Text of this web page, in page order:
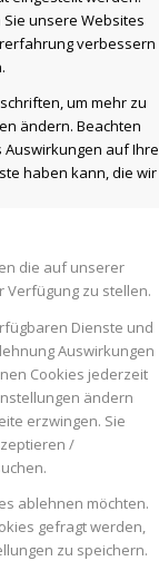
unsere Websites
verbessern
um mehr zu
ändern. Beachten
Auswirkungen auf Ihre
haben kann, die wir
die auf unserer
zu stellen.
Dienste und
Auswirkungen
Cookies jederzeit
ändern
erzwingen. Sie
/
ablehnen möchten.
gefragt werden,
zu speichern.